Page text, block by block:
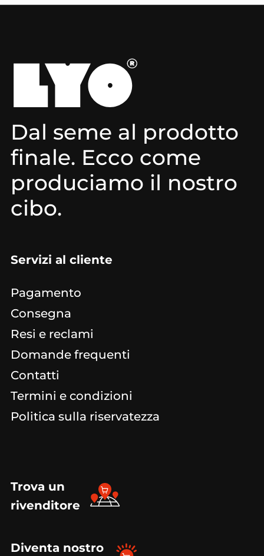
Dal seme al prodotto
finale. Ecco come
produciamo il nostro
cibo.
Servizi al cliente
Pagamento
Consegna
Resi e reclami
Domande frequenti
Contatti
Termini e condizioni
Politica sulla riservatezza
Trova un
rivenditore
Diventa nostro